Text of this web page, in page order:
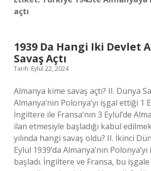
açtı
1939 Da Hangi Iki Devlet
Savaş Açtı
Tarih: Eylül 22, 2024
Almanya kime savaş açtı? II. Dünya
Almanya’nın Polonya’yı işgal ettiği 1
İngiltere ile Fransa’nın 3 Eylül’de
ilan etmesiyle başladığı kabul
yılında hangi savaş oldu? II. İkinci
Eylül 1939’da Almanya’nın
başladı. İngiltere ve Fransa, bu işgale